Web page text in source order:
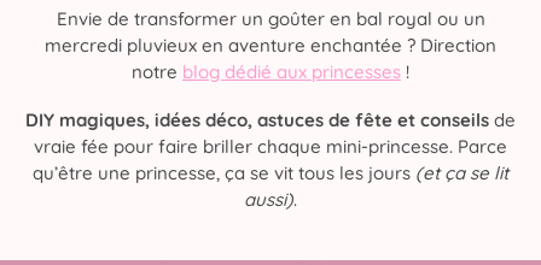
Envie de transformer un goûter en bal royal ou un
mercredi pluvieux en aventure enchantée ? Direction
notre blog dédié aux princesses !
DIY magiques, idées déco, astuces de fête et conseils de
vraie fée pour faire briller chaque mini-princesse. Parce
qu’être une princesse, ça se vit tous les jours (et ça se lit
aussi).